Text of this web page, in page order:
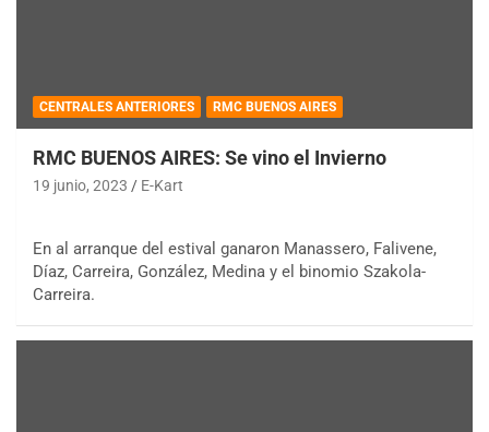
CENTRALES ANTERIORES RMC BUENOS AIRES
RMC BUENOS AIRES: Se vino el Invierno
19 junio, 2023 E-Kart
En al arranque del estival ganaron Manassero, Falivene,
Díaz, Carreira, González, Medina y el binomio Szakola-
Carreira.